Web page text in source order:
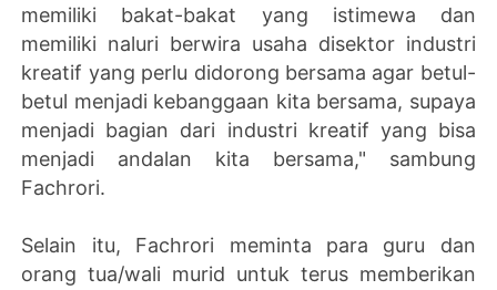
memiliki bakat-bakat yang istimewa dan
memiliki naluri berwira usaha disektor industri
kreatif yang perlu didorong bersama agar betul-
betul menjadi kebanggaan kita bersama, supaya
menjadi bagian dari industri kreatif yang bisa
menjadi andalan kita bersama," sambung
Fachrori.
Selain itu, Fachrori meminta para guru dan
orang tua/wali murid untuk terus memberikan